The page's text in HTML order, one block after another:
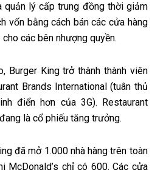
quản lý cấp trung đồng thời giảm
vốn bằng cách bán các cửa hàng
các bên nhượng quyền.
Burger King trở thành thành viên
Brands International (tuân thủ
điển hơn của 3G). Restaurant
là cổ phiếu tăng trưởng.
đã mở 1.000 nhà hàng trên toàn
McDonald’s chỉ có 600. Các cửa